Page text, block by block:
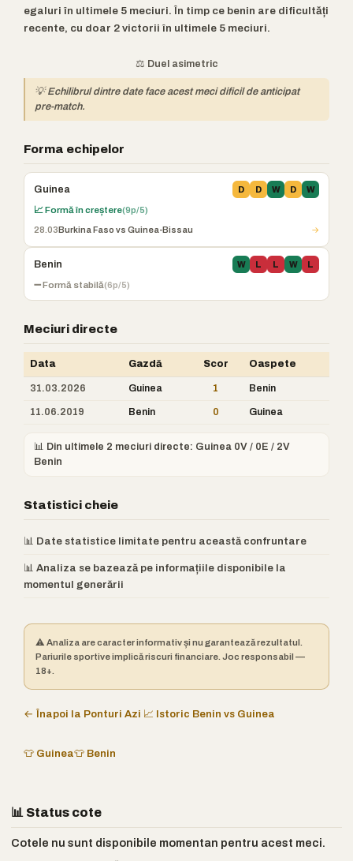
egaluri în ultimele 5 meciuri. În timp ce benin are dificultăți
recente, cu doar 2 victorii în ultimele 5 meciuri.
⚖️ Duel asimetric
💡 Echilibrul dintre date face acest meci dificil de anticipat
pre-match.
Forma echipelor
Guinea D D W D W
📈 Formă în creștere(9p/5)
28.03Burkina Faso vs Guinea-Bissau →
Benin W L L W L
➖ Formă stabilă(6p/5)
Meciuri directe
Data Gazdă Scor Oaspete
31.03.2026 Guinea 1 Benin
11.06.2019 Benin 0 Guinea
📊 Din ultimele 2 meciuri directe: Guinea 0V / 0E / 2V
Benin
Statistici cheie
📊 Date statistice limitate pentru această confruntare
📊 Analiza se bazează pe informațiile disponibile la
momentul generării
⚠️ Analiza are caracter informativ și nu garantează rezultatul.
Pariurile sportive implică riscuri financiare. Joc responsabil —
18+.
← Înapoi la Ponturi Azi 📈 Istoric Benin vs Guinea
👕 Guinea👕 Benin
📊 Status cote
Cotele nu sunt disponibile momentan pentru acest meci.